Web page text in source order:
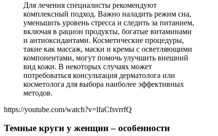
Для лечения специалисты рекомендуют
комплексный подход. Важно наладить режим сна,
уменьшить уровень стресса и следить за питанием,
включая в рацион продукты, богатые витаминами
и антиоксидантами. Косметические процедуры,
такие как массаж, маски и кремы с осветляющими
компонентами, могут помочь улучшить внешний
вид кожи. В некоторых случаях может
потребоваться консультация дерматолога или
косметолога для выбора наиболее эффективных
методов.
https://youtube.com/watch?v=lfaCfsvrrfQ
Темные круги у женщин – особенности